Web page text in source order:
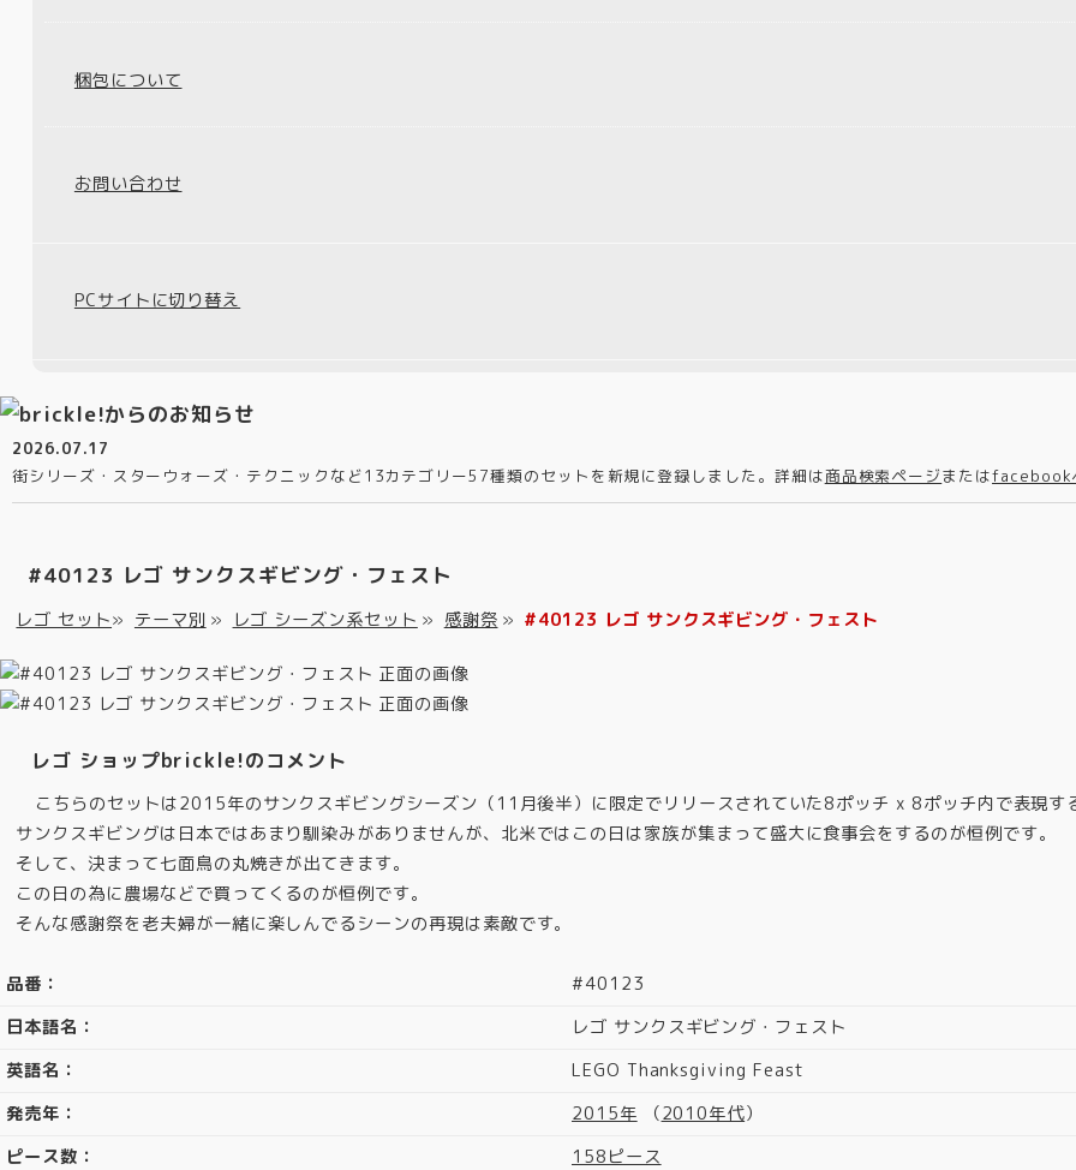
梱包について
お問い合わせ
PCサイトに切り替え
2026.07.17
街シリーズ・スターウォーズ・テクニックなど13カテゴリー57種類のセットを新規に登録しました。詳細は商品検索ページまたはfacebook
#40123 レゴ サンクスギビング・フェスト
レゴ セット» テーマ別 » レゴ シーズン系セット » 感謝祭 » #40123 レゴ サンクスギビング・フェスト
レゴ ショップbrickle!のコメント
こちらのセットは2015年のサンクスギビングシーズン（11月後半）に限定でリリースされていた8ポッチ x 8ポッチ内で表現す
サンクスギビングは日本ではあまり馴染みがありませんが、北米ではこの日は家族が集まって盛大に食事会をするのが恒例です。
そして、決まって七面鳥の丸焼きが出てきます。
この日の為に農場などで買ってくるのが恒例です。
そんな感謝祭を老夫婦が一緒に楽しんでるシーンの再現は素敵です。
品番：
#40123
日本語名：
レゴ サンクスギビング・フェスト
英語名：
LEGO Thanksgiving Feast
発売年：
2015年 （2010年代）
ピース数：
158ピース